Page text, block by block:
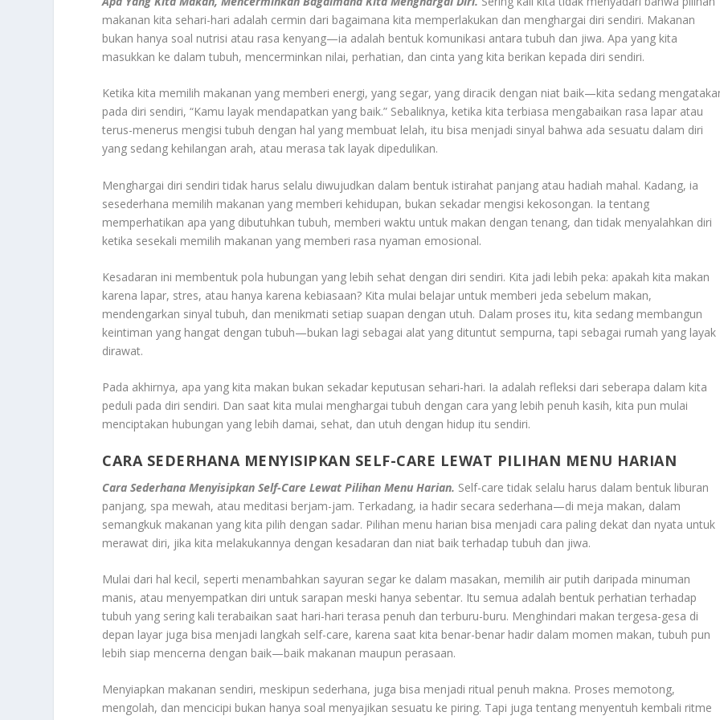
makanan kita sehari-hari adalah cermin dari bagaimana kita memperlakukan dan menghargai diri sendiri. Makanan
bukan hanya soal nutrisi atau rasa kenyang—ia adalah bentuk komunikasi antara tubuh dan jiwa. Apa yang kita
masukkan ke dalam tubuh, mencerminkan nilai, perhatian, dan cinta yang kita berikan kepada diri sendiri.
Ketika kita memilih makanan yang memberi energi, yang segar, yang diracik dengan niat baik—kita sedang
pada diri sendiri, “Kamu layak mendapatkan yang baik.” Sebaliknya, ketika kita terbiasa mengabaikan rasa lapar atau
terus-menerus mengisi tubuh dengan hal yang membuat lelah, itu bisa menjadi sinyal bahwa ada sesuatu dalam diri
yang sedang kehilangan arah, atau merasa tak layak dipedulikan.
Menghargai diri sendiri tidak harus selalu diwujudkan dalam bentuk istirahat panjang atau hadiah mahal. Kadang, ia
sesederhana memilih makanan yang memberi kehidupan, bukan sekadar mengisi kekosongan. Ia tentang
memperhatikan apa yang dibutuhkan tubuh, memberi waktu untuk makan dengan tenang, dan tidak menyalahkan diri
ketika sesekali memilih makanan yang memberi rasa nyaman emosional.
Kesadaran ini membentuk pola hubungan yang lebih sehat dengan diri sendiri. Kita jadi lebih peka: apakah kita makan
karena lapar, stres, atau hanya karena kebiasaan? Kita mulai belajar untuk memberi jeda sebelum makan,
mendengarkan sinyal tubuh, dan menikmati setiap suapan dengan utuh. Dalam proses itu, kita sedang membangun
keintiman yang hangat dengan tubuh—bukan lagi sebagai alat yang dituntut sempurna, tapi sebagai rumah yang layak
dirawat.
Pada akhirnya, apa yang kita makan bukan sekadar keputusan sehari-hari. Ia adalah refleksi dari seberapa dalam kita
peduli pada diri sendiri. Dan saat kita mulai menghargai tubuh dengan cara yang lebih penuh kasih, kita pun mulai
menciptakan hubungan yang lebih damai, sehat, dan utuh dengan hidup itu sendiri.
CARA SEDERHANA MENYISIPKAN SELF-CARE LEWAT PILIHAN MENU HARIAN
Cara Sederhana Menyisipkan Self-Care Lewat Pilihan Menu Harian. Self-care tidak selalu harus dalam bentuk liburan
panjang, spa mewah, atau meditasi berjam-jam. Terkadang, ia hadir secara sederhana—di meja makan, dalam
semangkuk makanan yang kita pilih dengan sadar. Pilihan menu harian bisa menjadi cara paling dekat dan nyata untuk
merawat diri, jika kita melakukannya dengan kesadaran dan niat baik terhadap tubuh dan jiwa.
Mulai dari hal kecil, seperti menambahkan sayuran segar ke dalam masakan, memilih air putih daripada minuman
manis, atau menyempatkan diri untuk sarapan meski hanya sebentar. Itu semua adalah bentuk perhatian terhadap
tubuh yang sering kali terabaikan saat hari-hari terasa penuh dan terburu-buru. Menghindari makan tergesa-gesa di
depan layar juga bisa menjadi langkah self-care, karena saat kita benar-benar hadir dalam momen makan, tubuh pun
lebih siap mencerna dengan baik—baik makanan maupun perasaan.
Menyiapkan makanan sendiri, meskipun sederhana, juga bisa menjadi ritual penuh makna. Proses memotong,
mengolah, dan mencicipi bukan hanya soal menyajikan sesuatu ke piring. Tapi juga tentang menyentuh kembali ritme